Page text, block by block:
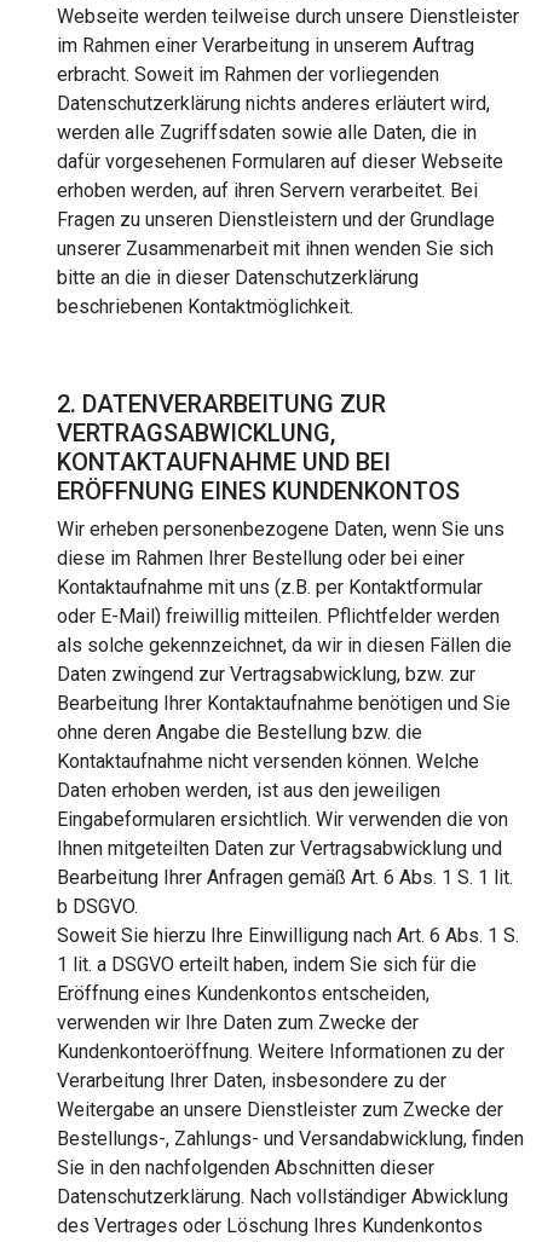
Webseite werden teilweise durch unsere Dienstleister
im Rahmen einer Verarbeitung in unserem Auftrag
erbracht. Soweit im Rahmen der vorliegenden
Datenschutzerklärung nichts anderes erläutert wird,
werden alle Zugriffsdaten sowie alle Daten, die in
dafür vorgesehenen Formularen auf dieser Webseite
erhoben werden, auf ihren Servern verarbeitet. Bei
Fragen zu unseren Dienstleistern und der Grundlage
unserer Zusammenarbeit mit ihnen wenden Sie sich
bitte an die in dieser Datenschutzerklärung
beschriebenen Kontaktmöglichkeit.
2. DATENVERARBEITUNG ZUR
VERTRAGSABWICKLUNG,
KONTAKTAUFNAHME UND BEI
ERÖFFNUNG EINES KUNDENKONTOS
Wir erheben personenbezogene Daten, wenn Sie uns
diese im Rahmen Ihrer Bestellung oder bei einer
Kontaktaufnahme mit uns (z.B. per Kontaktformular
oder E-Mail) freiwillig mitteilen. Pflichtfelder werden
als solche gekennzeichnet, da wir in diesen Fällen die
Daten zwingend zur Vertragsabwicklung, bzw. zur
Bearbeitung Ihrer Kontaktaufnahme benötigen und Sie
ohne deren Angabe die Bestellung bzw. die
Kontaktaufnahme nicht versenden können. Welche
Daten erhoben werden, ist aus den jeweiligen
Eingabeformularen ersichtlich. Wir verwenden die von
Ihnen mitgeteilten Daten zur Vertragsabwicklung und
Bearbeitung Ihrer Anfragen gemäß Art. 6 Abs. 1 S. 1 lit.
b DSGVO.
Soweit Sie hierzu Ihre Einwilligung nach Art. 6 Abs. 1 S.
1 lit. a DSGVO erteilt haben, indem Sie sich für die
Eröffnung eines Kundenkontos entscheiden,
verwenden wir Ihre Daten zum Zwecke der
Kundenkontoeröffnung. Weitere Informationen zu der
Verarbeitung Ihrer Daten, insbesondere zu der
Weitergabe an unsere Dienstleister zum Zwecke der
Bestellungs-, Zahlungs- und Versandabwicklung, finden
Sie in den nachfolgenden Abschnitten dieser
Datenschutzerklärung. Nach vollständiger Abwicklung
des Vertrages oder Löschung Ihres Kundenkontos